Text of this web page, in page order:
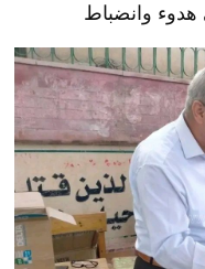
هدوء وانضباط